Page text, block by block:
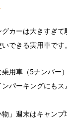
カーは大きすぎて
できる実用車です。
用車（5ナンバー
パーキングにもス
」週末はキャン